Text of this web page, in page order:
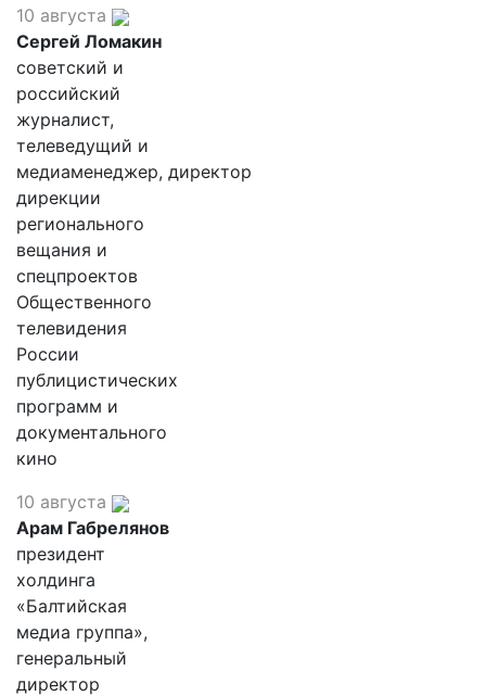
10 августа
Сергей Ломакин
советский и
российский
журналист,
телеведущий и
медиаменеджер, директор
дирекции
регионального
вещания и
спецпроектов
Общественного
телевидения
России
публицистических
программ и
документального
кино
10 августа
Арам Габрелянов
президент
холдинга
«Балтийская
медиа группа»,
генеральный
директор